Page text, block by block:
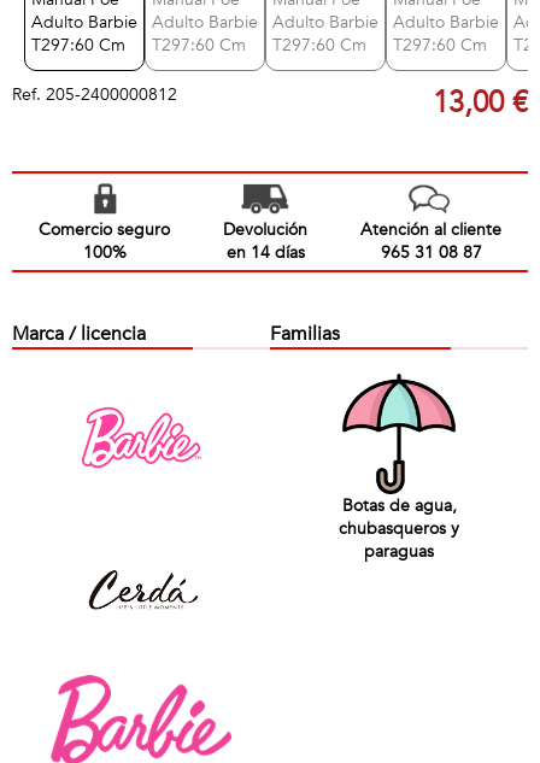
Ref. 205-2400000812 13,00 €
Comercio seguro
100%
Devolución
en 14 días
Atención al cliente
965 31 08 87
Marca / licencia Familias
Botas de agua,
chubasqueros y
paraguas